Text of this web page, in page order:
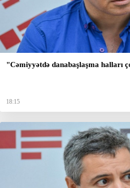
"Cəmiyyətdə danabaşlaşma
18:15